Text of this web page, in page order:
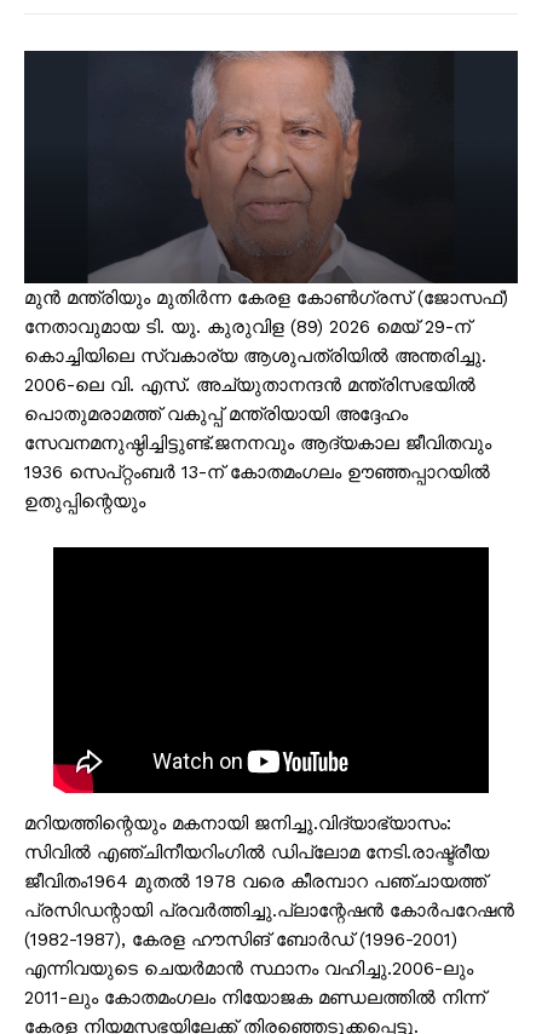
മുൻ മന്ത്രിയും മുതിർന്ന കേരള കോൺഗ്രസ് (ജോസഫ്)
നേതാവുമായ ടി. യു. കുരുവിള (89) 2026 മെയ് 29-ന്
കൊച്ചിയിലെ സ്വകാര്യ ആശുപത്രിയിൽ അന്തരിച്ചു.
2006-ലെ വി. എസ്. അച്യുതാനന്ദൻ മന്ത്രിസഭയിൽ
പൊതുമരാമത്ത് വകുപ്പ് മന്ത്രിയായി അദ്ദേഹം
സേവനമനുഷ്ഠിച്ചിട്ടുണ്ട്.ജനനവും ആദ്യകാല ജീവിതവും
1936 സെപ്റ്റംബർ 13-ന് കോതമംഗലം ഊഞ്ഞപ്പാറയിൽ
ഉതുപ്പിന്റെയും
മറിയത്തിന്റെയും മകനായി ജനിച്ചു.വിദ്യാഭ്യാസം:
സിവിൽ എഞ്ചിനീയറിംഗിൽ ഡിപ്ലോമ നേടി.രാഷ്ട്രീയ
ജീവിതം1964 മുതൽ 1978 വരെ കീരമ്പാറ പഞ്ചായത്ത്
പ്രസിഡന്റായി പ്രവർത്തിച്ചു.പ്ലാന്റേഷൻ കോർപറേഷൻ
(1982-1987), കേരള ഹൗസിങ് ബോർഡ് (1996-2001)
എന്നിവയുടെ ചെയർമാൻ സ്ഥാനം വഹിച്ചു.2006-ലും
2011-ലും കോതമംഗലം നിയോജക മണ്ഡലത്തിൽ നിന്ന്
കേരള നിയമസഭയിലേക്ക് തിരഞ്ഞെടുക്കപ്പെട്ടു.